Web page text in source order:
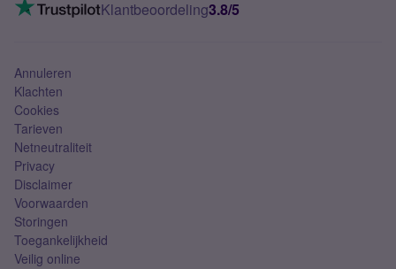
Mobiel abonnement
Klantbeoordeling3.8/5
Annuleren
Klachten
Cookies
Tarieven
Netneutraliteit
Privacy
Disclaimer
Voorwaarden
Storingen
Toegankelijkheid
Veilig online